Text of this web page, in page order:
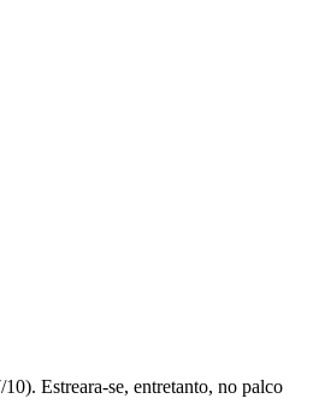
Estreara-se, entretanto, no palco